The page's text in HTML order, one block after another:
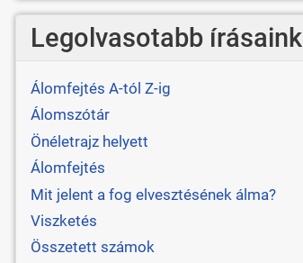
Legolvasotabb írásaink
Álomfejtés A-tól Z-ig
Álomszótár
Önéletrajz helyett
Álomfejtés
Mit jelent a fog elvesztésének álma?
Viszketés
Összetett számok